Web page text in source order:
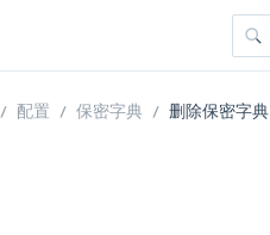
配置 保密字典 删除保密字典